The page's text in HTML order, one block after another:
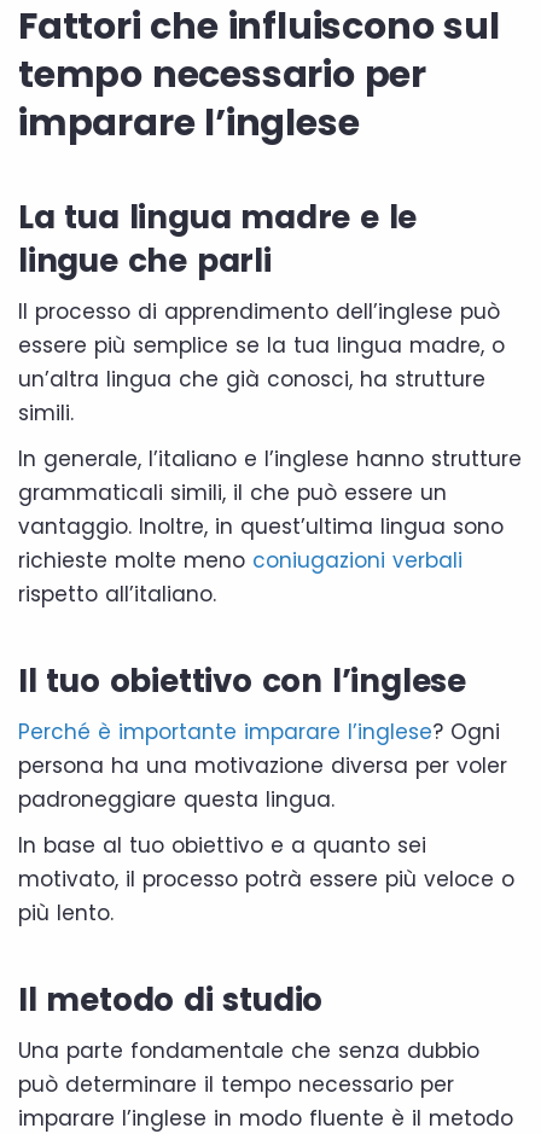
Fattori che influiscono sul
tempo necessario per
imparare l’inglese
La tua lingua madre e le
lingue che parli
Il processo di apprendimento dell’inglese può
essere più semplice se la tua lingua madre, o
un’altra lingua che già conosci, ha strutture
simili.
In generale, l’italiano e l’inglese hanno strutture
grammaticali simili, il che può essere un
vantaggio. Inoltre, in quest’ultima lingua sono
richieste molte meno coniugazioni verbali
rispetto all’italiano.
Il tuo obiettivo con l’inglese
Perché è importante imparare l’inglese? Ogni
persona ha una motivazione diversa per voler
padroneggiare questa lingua.
In base al tuo obiettivo e a quanto sei
motivato, il processo potrà essere più veloce o
più lento.
Il metodo di studio
Una parte fondamentale che senza dubbio
può determinare il tempo necessario per
imparare l’inglese in modo fluente è il metodo